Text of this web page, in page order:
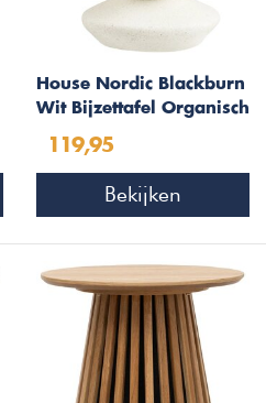
House Nordic Blackburn
Wit Bijzettafel Organisch
119,95
Bekijken